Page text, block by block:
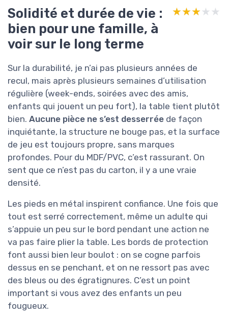
Solidité et durée de vie :
bien pour une famille, à
voir sur le long terme
★★★★★
★★★★★
Sur la durabilité, je n’ai pas plusieurs années de
recul, mais après plusieurs semaines d’utilisation
régulière (week-ends, soirées avec des amis,
enfants qui jouent un peu fort), la table tient plutôt
bien. Aucune pièce ne s’est desserrée de façon
inquiétante, la structure ne bouge pas, et la surface
de jeu est toujours propre, sans marques
profondes. Pour du MDF/PVC, c’est rassurant. On
sent que ce n’est pas du carton, il y a une vraie
densité.
Les pieds en métal inspirent confiance. Une fois que
tout est serré correctement, même un adulte qui
s’appuie un peu sur le bord pendant une action ne
va pas faire plier la table. Les bords de protection
font aussi bien leur boulot : on se cogne parfois
dessus en se penchant, et on ne ressort pas avec
des bleus ou des égratignures. C’est un point
important si vous avez des enfants un peu
fougueux.